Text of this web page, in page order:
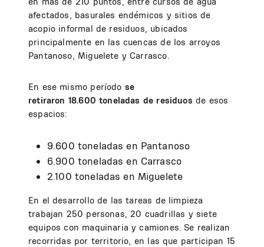
afectados, basurales endémicos y sitios de
acopio informal de residuos, ubicados
principalmente en las cuencas de los arroyos
Pantanoso, Miguelete y Carrasco.
En ese mismo período se
retiraron 18.600 toneladas de residuos de esos
espacios:
9.600 toneladas en Pantanoso
6.900 toneladas en Carrasco
2.100 toneladas en Miguelete
En el desarrollo de las tareas de limpieza
trabajan 250 personas, 20 cuadrillas y siete
equipos con maquinaria y camiones. Se realizan
recorridas por territorio, en las que participan 15